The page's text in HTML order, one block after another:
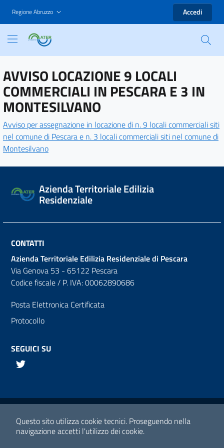
Regione Abruzzo Accedi
AVVISO LOCAZIONE 9 LOCALI
COMMERCIALI IN PESCARA E 3 IN
MONTESILVANO
Avviso per assegnazione in locazione di n. 9 locali commerciali siti
nel comune di Pescara e n. 3 locali commerciali siti nel comune di
Montesilvano
Azienda Territoriale Edilizia
Residenziale
CONTATTI
Azienda Territoriale Edilizia Residenziale di Pescara
Via Genova 53 - 65122 Pescara
Codice fiscale / P. IVA: 00062890686
Posta Elettronica Certificata
Protocollo
SEGUICI SU
Links utili
Media policy
Note legali
Questo sito utilizza cookie tecnici. Proseguendo nella
navigazione accetti l'utilizzo dei cookie.